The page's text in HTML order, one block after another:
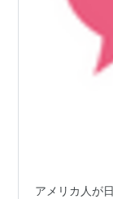
アメリカ人が